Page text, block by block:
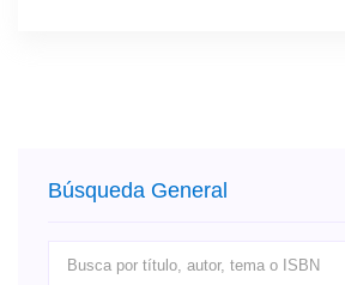
Búsqueda General